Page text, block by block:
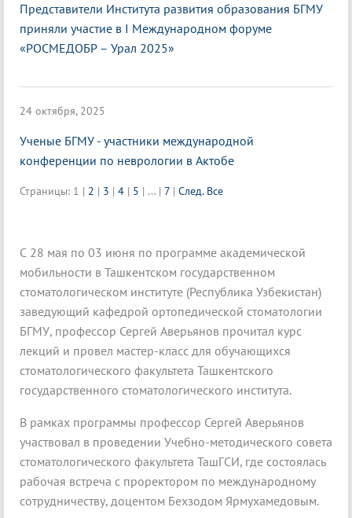
Представители Института развития образования БГМУ
приняли участие в I Международном форуме
«РОСМЕДОБР – Урал 2025»
24 октября, 2025
Ученые БГМУ - участники международной
конференции по неврологии в Актобе
Страницы: 1 | 2 | 3 | 4 | 5 | ... | 7 | След. Все
С 28 мая по 03 июня по программе академической
мобильности в Ташкентском государственном
стоматологическом институте (Республика Узбекистан)
заведующий кафедрой ортопедической стоматологии
БГМУ, профессор Сергей Аверьянов прочитал курс
лекций и провел мастер-класс для обучающихся
стоматологического факультета Ташкентского
государственного стоматологического института.
В рамках программы профессор Сергей Аверьянов
участвовал в проведении Учебно-методического совета
стоматологического факультета ТашГСИ, где состоялась
рабочая встреча с проректором по международному
сотрудничеству, доцентом Бехзодом Ярмухамедовым.